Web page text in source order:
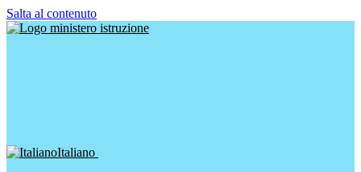
Salta al contenuto
Italiano